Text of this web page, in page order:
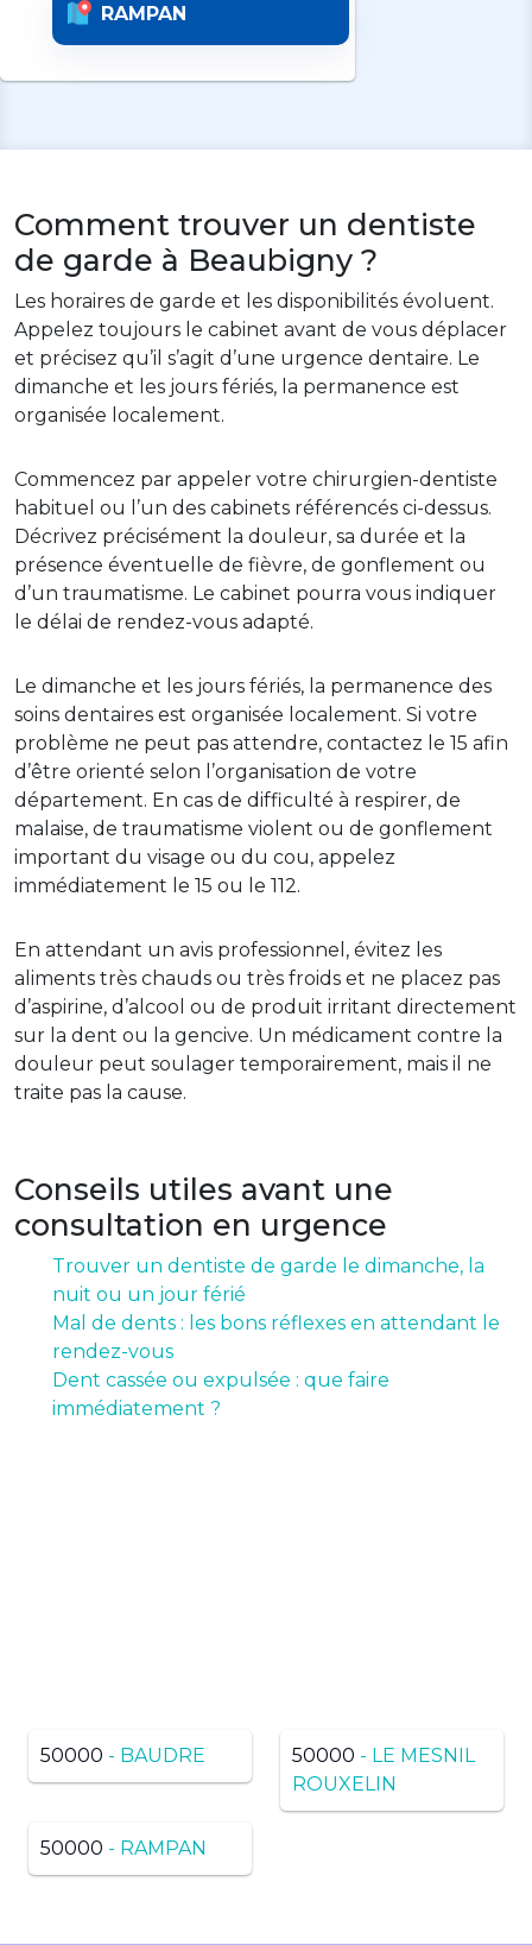
RAMPAN
Comment trouver un dentiste
de garde à Beaubigny ?
Les horaires de garde et les disponibilités évoluent.
Appelez toujours le cabinet avant de vous déplacer
et précisez qu’il s’agit d’une urgence dentaire. Le
dimanche et les jours fériés, la permanence est
organisée localement.
Commencez par appeler votre chirurgien-dentiste
habituel ou l’un des cabinets référencés ci-dessus.
Décrivez précisément la douleur, sa durée et la
présence éventuelle de fièvre, de gonflement ou
d’un traumatisme. Le cabinet pourra vous indiquer
le délai de rendez-vous adapté.
Le dimanche et les jours fériés, la permanence des
soins dentaires est organisée localement. Si votre
problème ne peut pas attendre, contactez le 15 afin
d’être orienté selon l’organisation de votre
département. En cas de difficulté à respirer, de
malaise, de traumatisme violent ou de gonflement
important du visage ou du cou, appelez
immédiatement le 15 ou le 112.
En attendant un avis professionnel, évitez les
aliments très chauds ou très froids et ne placez pas
d’aspirine, d’alcool ou de produit irritant directement
sur la dent ou la gencive. Un médicament contre la
douleur peut soulager temporairement, mais il ne
traite pas la cause.
Conseils utiles avant une
consultation en urgence
Trouver un dentiste de garde le dimanche, la
nuit ou un jour férié
Mal de dents : les bons réflexes en attendant le
rendez-vous
Dent cassée ou expulsée : que faire
immédiatement ?
50000 - BAUDRE 50000 - LE MESNIL
ROUXELIN
50000 - RAMPAN